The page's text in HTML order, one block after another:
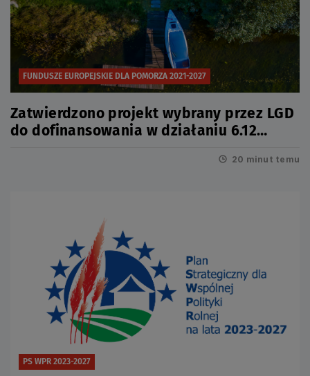
FUNDUSZE EUROPEJSKIE DLA POMORZA 2021-2027
Zatwierdzono projekt wybrany przez LGD
do dofinansowania w działaniu 6.12
20 minut temu
PS WPR 2023-2027